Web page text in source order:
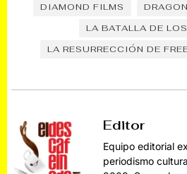
DIAMOND FILMS
LA BATALLA DE
LA RESURRECCIÓN DE
Editor
Equipo editorial
periodismo